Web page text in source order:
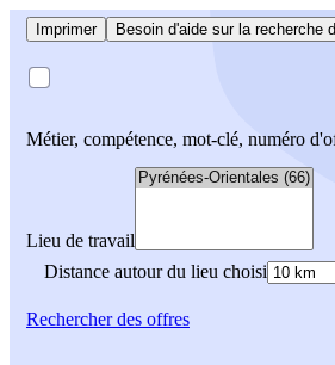
Imprimer Besoin d'aide sur la recherche
Métier, compétence, mot-clé, numéro
Lieu de travail
Distance autour du lieu choisi
Rechercherdes offres